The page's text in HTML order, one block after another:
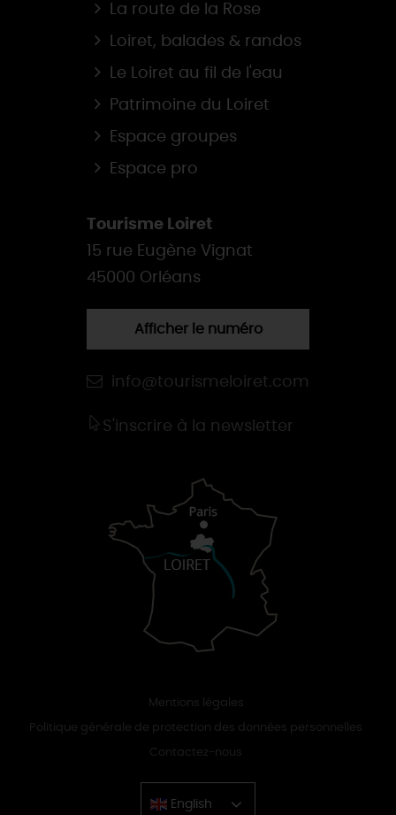
La route de la Rose
Loiret, balades & randos
Le Loiret au fil de l'eau
Patrimoine du Loiret
Espace groupes
Espace pro
Tourisme Loiret
15 rue Eugène Vignat
45000 Orléans
Afficher le numéro
info@tourismeloiret.com
S'inscrire à la newsletter
Mentions légales
Politique générale de protection des données personnelles
Contactez-nous
English